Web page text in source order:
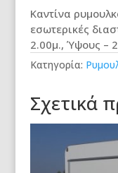
Καντίνα
εσωτερικές
2.00μ., Ύψους –
Κατηγορία:
Σχετικά